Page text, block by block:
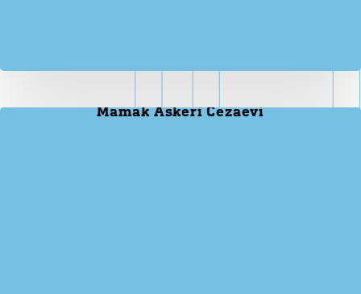
Mamak Askeri Cezaevi